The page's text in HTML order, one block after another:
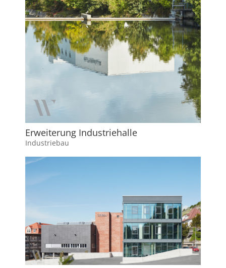
Erweiterung Industriehalle
Industriebau